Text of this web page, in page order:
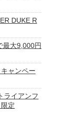
DUKE R
最大9,000円
ャンペー
ライアンフ
定